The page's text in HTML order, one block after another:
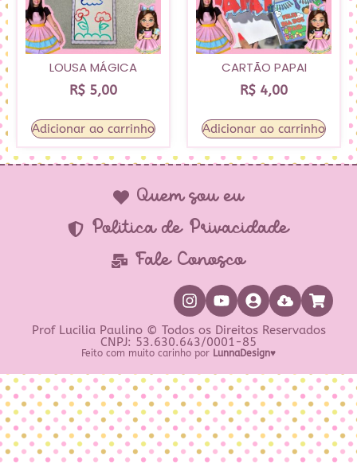
LOUSA MÁGICA
R$ 5,00
Adicionar ao carrinho
CARTÃO PAPAI
R$ 4,00
Adicionar ao carrinho
Quem sou eu
Política de Privacidade
Fale Conosco
Prof Lucilia Paulino © Todos os Direitos Reservados
CNPJ: 53.630.643/0001-85
Feito com muito carinho por LunnaDesign♥